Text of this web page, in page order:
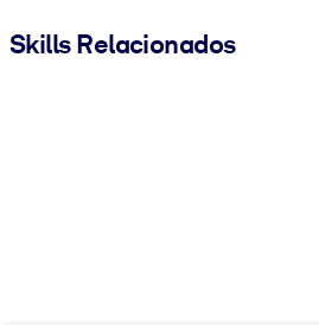
Skills Relacionados